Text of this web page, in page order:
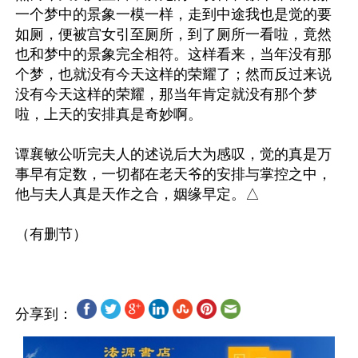
一个梦中的景象一模一样，走到中途我也是觉的要
如厕，便被宫女引至厕所，到了厕所一看啦，竟然
也和梦中的景象完全相符。这样看来，当年没有那
个梦，也就没有今天这样的荣耀了；然而反过来说
没有今天这样的荣耀，那当年肯定就没有那个梦
啦，上天的安排真是奇妙啊。
谭襄敏公听完夫人的述说后大为感叹，觉的真是万
事早有定数，一切都在老天爷的安排与掌控之中，
他与夫人真是天作之合，姻缘早定。△
分享到：